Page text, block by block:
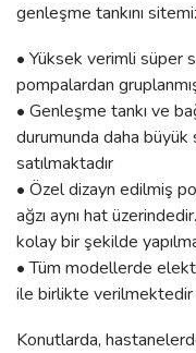
genleşme tankını
• Yüksek verimli süper
pompalardan
• Genleşme tankı ve
durumunda daha
satılmaktadır
• Özel dizayn edilmiş
ağzı aynı hat
kolay bir şekilde
• Tüm modellerde
ile birlikte verilmektedir
Konutlarda,